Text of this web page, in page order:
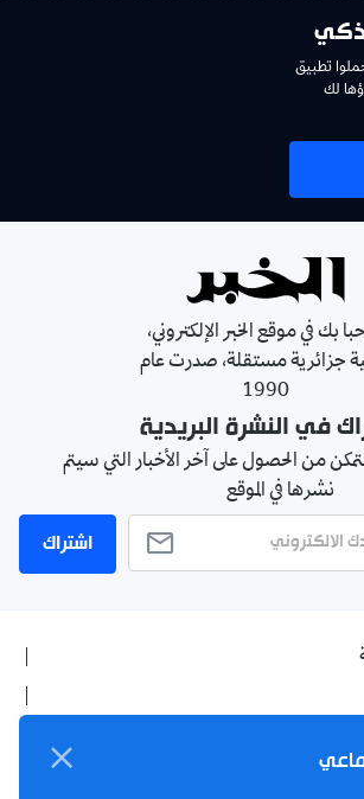
تطبيق
لك
بك في موقع الخبر الإلكتروني،
جزائرية مستقلة، صدرت عام
1990
في النشرة البريدية
من الحصول على آخر الأخبار التي سيتم
نشرها في الموقع
اشتراك